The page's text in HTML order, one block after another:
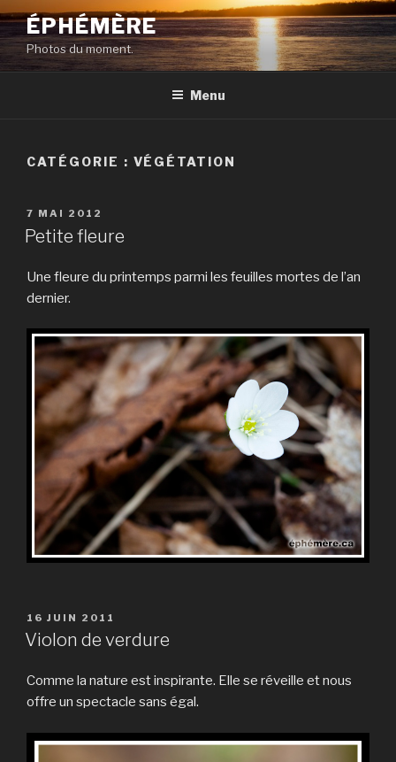
Aller
contenu
principal
ÉPHÉMÈRE
Photos du moment.
Menu
CATÉGORIE : VÉGÉTATION
PUBLIÉ
LE
7 MAI 2012
Petite fleure
Une fleure du printemps parmi les feuilles mortes de l’an
dernier.
PUBLIÉ
LE
16 JUIN 2011
Violon de verdure
Comme la nature est inspirante. Elle se réveille et nous
offre un spectacle sans égal.